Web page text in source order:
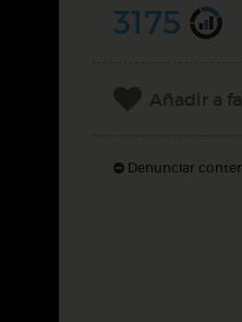
3175
Añadir a
Denunciar